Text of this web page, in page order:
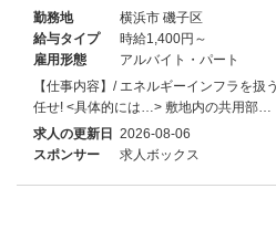
勤務地
横浜市 磯子区
給与タイプ
時給1,400円～
雇用形態
アルバイト・パート
【仕事内容】/ エネルギーインフラを扱
任せ! <具体的には…> 敷地内の共用部…
求人の更新日 2026-08-06
スポンサー
求人ボックス